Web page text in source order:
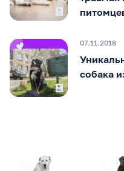
07.11.2018
собака